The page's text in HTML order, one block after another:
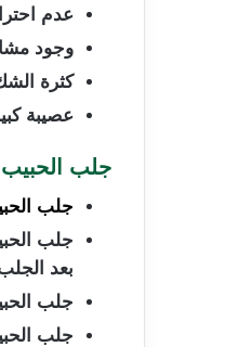
عدم
وجود
كثرة
عصيبة
جلب الحبيب
جلب
جلب
بعد
جلب
جلب